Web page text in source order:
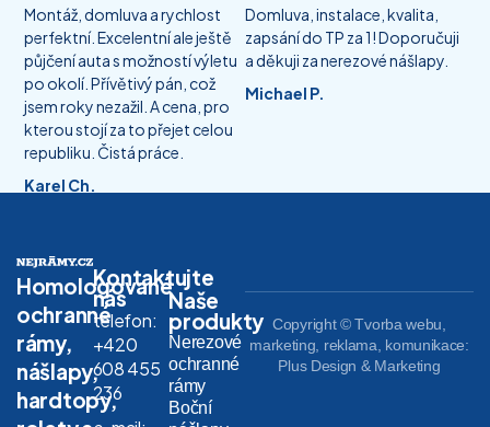
Montáž, domluva a rychlost
perfektní. Excelentní ale ještě
půjčení auta s možností výletu
po okolí. Přívětivý pán, což
jsem roky nezažil. A cena, pro
kterou stojí za to přejet celou
republiku. Čistá práce.
Karel Ch.
Domluva, instalace, kvalita,
zapsání do TP za 1! Doporučuji
a děkuji za nerezové nášlapy.
Michael P.
Homologované
ochranné
rámy,
nášlapy,
hardtopy,
Kontaktujte
nás
telefon:
+420
608 455
236
Naše
produkty
Nerezové
ochranné
rámy
Boční
Copyright © Tvorba webu,
marketing, reklama, komunikace:
Plus Design & Marketing